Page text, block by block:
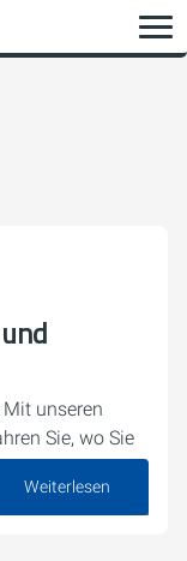
unseren
Sie, wo Sie
können.
Weiterlesen